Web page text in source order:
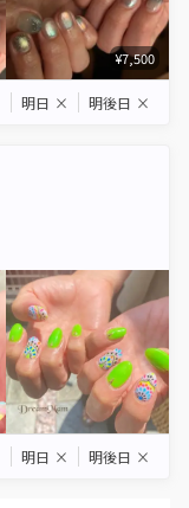
¥7,500
明日 × 明後日 ×
明日 × 明後日 ×